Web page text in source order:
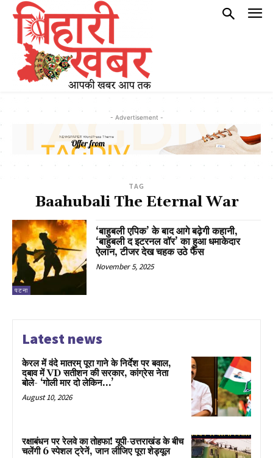
- Advertisement -
TAG
Baahubali The Eternal War
पटना
‘बाहुबली एपिक’ के बाद आगे बढ़ेगी कहानी,
‘बाहुबली द इटरनल वॉर’ का हुआ धमाकेदार
ऐलान, टीजर देख चहक उठे फैंस
November 5, 2025
Latest news
केरल में वंदे मातरम् पूरा गाने के निर्देश पर बवाल,
दबाव में VD सतीशन की सरकार, कांग्रेस नेता
बोले- ‘गोली मार दो लेकिन…’
August 10, 2026
रक्षाबंधन पर रेलवे का तोहफा! यूपी-उत्तराखंड के बीच
चलेंगी 6 स्पेशल ट्रेनें, जान लीजिए पूरा शेड्यूल